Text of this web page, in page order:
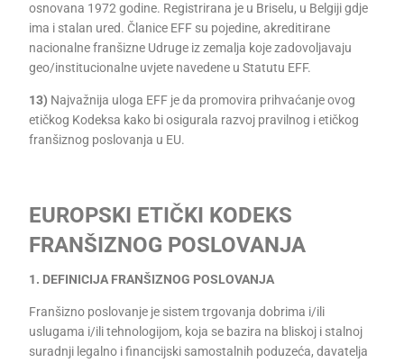
osnovana 1972 godine. Registrirana je u Briselu, u Belgiji gdje
ima i stalan ured. Članice EFF su pojedine, akreditirane
nacionalne franšizne Udruge iz zemalja koje zadovoljavaju
geo/institucionalne uvjete navedene u Statutu EFF.
13) Najvažnija uloga EFF je da promovira prihvaćanje ovog
etičkog Kodeksa kako bi osigurala razvoj pravilnog i etičkog
franšiznog poslovanja u EU.
EUROPSKI ETIČKI KODEKS
FRANŠIZNOG POSLOVANJA
1. DEFINICIJA FRANŠIZNOG POSLOVANJA
Franšizno poslovanje je sistem trgovanja dobrima i/ili
uslugama i/ili tehnologijom, koja se bazira na bliskoj i stalnoj
suradnji legalno i financijski samostalnih poduzeća, davatelja